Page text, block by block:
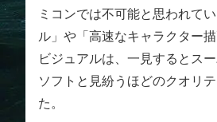
ミコンでは不可能と思われて
ル」や「高速なキャラクター
ビジュアルは、一見するとス
ソフトと見紛うほどのクオリ
た。